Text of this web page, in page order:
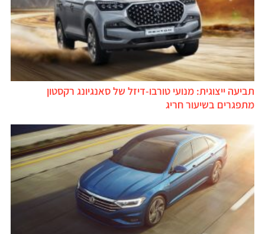
תביעה ייצוגית: מנועי טורבו-דיזל של סאנגיונג רקסטון
מתפגרים בשיעור חריג